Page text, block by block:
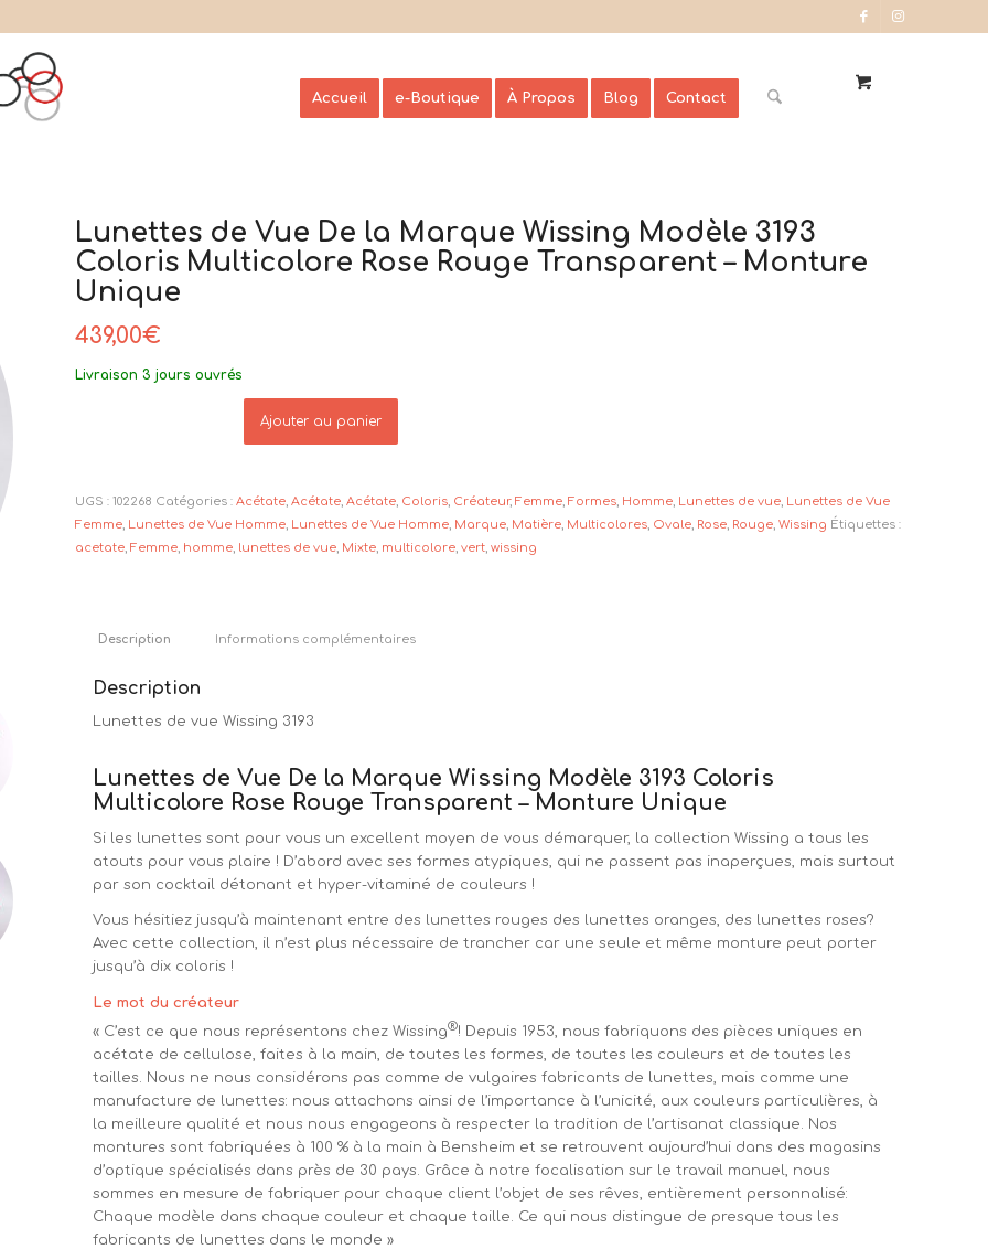
Accueil e-Boutique À Propos Blog Contact
Lunettes de Vue De la Marque Wissing Modèle 3193
Coloris Multicolore Rose Rouge Transparent – Monture
Unique
439,00€
Livraison 3 jours ouvrés
Ajouter au panier
UGS :102268 Catégories :Acétate,Acétate,Acétate, Coloris, Créateur,Femme,Formes, Homme, Lunettes de vue, Lunettes de Vue
Femme, Lunettes de Vue Homme, Lunettes de Vue Homme, Marque, Matière, Multicolores, Ovale, Rose, Rouge,Wissing Étiquettes :
acetate,Femme, homme, lunettes de vue, Mixte, multicolore,vert,wissing
Description Informations complémentaires
Description
Lunettes de vue Wissing 3193
Lunettes de Vue De la Marque Wissing Modèle 3193 Coloris
Multicolore Rose Rouge Transparent – Monture Unique
Si les lunettes sont pour vous un excellent moyen de vous démarquer, la collection Wissing a tous les
atouts pour vous plaire ! D’abord avec ses formes atypiques, qui ne passent pas inaperçues, mais surtout
par son cocktail détonant et hyper-vitaminé de couleurs !
Vous hésitiez jusqu’à maintenant entre des lunettes rouges des lunettes oranges, des lunettes roses?
Avec cette collection, il n’est plus nécessaire de trancher car une seule et même monture peut porter
jusqu’à dix coloris !
Le mot du créateur
« C’est ce que nous représentons chez Wissing®! Depuis 1953, nous fabriquons des pièces uniques en
acétate de cellulose, faites à la main, de toutes les formes, de toutes les couleurs et de toutes les
tailles. Nous ne nous considérons pas comme de vulgaires fabricants de lunettes, mais comme une
manufacture de lunettes: nous attachons ainsi de l’importance à l’unicité, aux couleurs particulières, à
la meilleure qualité et nous nous engageons à respecter la tradition de l’artisanat classique. Nos
montures sont fabriquées à 100 % à la main à Bensheim et se retrouvent aujourd’hui dans des magasins
d’optique spécialisés dans près de 30 pays. Grâce à notre focalisation sur le travail manuel, nous
sommes en mesure de fabriquer pour chaque client l’objet de ses rêves, entièrement personnalisé:
Chaque modèle dans chaque couleur et chaque taille. Ce qui nous distingue de presque tous les
fabricants de lunettes dans le monde »